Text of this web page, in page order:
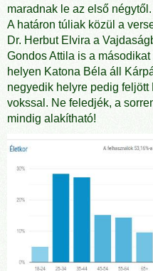
maradnak le az első négytől.
A határon túliak közül a
Dr. Herbut Elvira a
Gondos Attila is a
helyen Katona Béla áll
negyedik helyre pedig
vokssal. Ne feledjék, a
mindig alakítható!